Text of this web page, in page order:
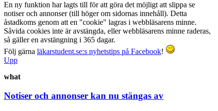
En ny funktion har lagts till för att göra det möjligt att slippa se
notiser och annonser (till höger om sidornas innehåll). Detta
åstadkoms genom att en "cookie" lagras i webbläsarens minne.
Såvida cookies inte är avstängda, eller webbläsarens minne raderas,
så gäller en avstängning i 365 dagar.
Följ gärna läkarstudent.se:s nyhetstips på Facebook!
Upp
what
Notiser och annonser kan nu stängas av